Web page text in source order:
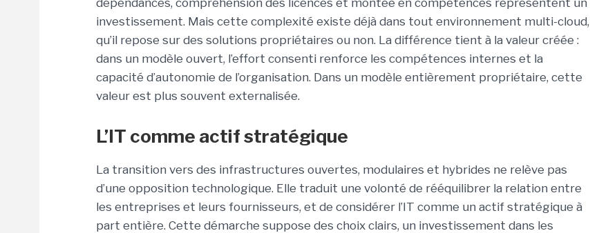
dépendances, compréhension des licences et montée en compétences représentent un
investissement. Mais cette complexité existe déjà dans tout environnement multi-cloud,
qu’il repose sur des solutions propriétaires ou non. La différence tient à la valeur créée :
dans un modèle ouvert, l’effort consenti renforce les compétences internes et la
capacité d’autonomie de l’organisation. Dans un modèle entièrement propriétaire, cette
valeur est plus souvent externalisée.
L’IT comme actif stratégique
La transition vers des infrastructures ouvertes, modulaires et hybrides ne relève pas
d’une opposition technologique. Elle traduit une volonté de rééquilibrer la relation entre
les entreprises et leurs fournisseurs, et de considérer l’IT comme un actif stratégique à
part entière. Cette démarche suppose des choix clairs, un investissement dans les